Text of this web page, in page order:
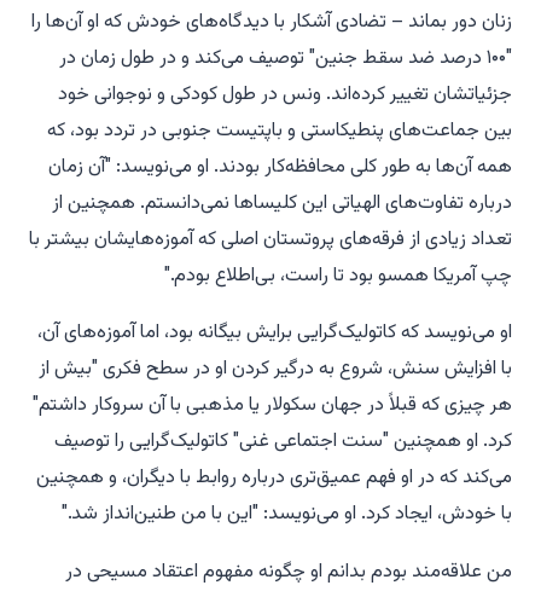
زنان دور بماند – تضادی آشکار با دیدگاه‌های خودش که او آن‌ها را
"۱۰۰ درصد ضد سقط جنین" توصیف می‌کند و در طول زمان در
جزئیاتشان تغییر کرده‌اند. ونس در طول کودکی و نوجوانی خود
بین جماعت‌های پنطیکاستی و باپتیست جنوبی در تردد بود، که
همه آن‌ها به طور کلی محافظه‌کار بودند. او می‌نویسد: "آن زمان
درباره تفاوت‌های الهیاتی این کلیساها نمی‌دانستم. همچنین از
تعداد زیادی از فرقه‌های پروتستان اصلی که آموزه‌هایشان بیشتر با
چپ آمریکا همسو بود تا راست، بی‌اطلاع بودم."
او می‌نویسد که کاتولیک‌گرایی برایش بیگانه بود، اما آموزه‌های آن،
با افزایش سنش، شروع به درگیر کردن او در سطح فکری "بیش از
هر چیزی که قبلاً در جهان سکولار یا مذهبی با آن سروکار داشتم"
کرد. او همچنین "سنت اجتماعی غنی" کاتولیک‌گرایی را توصیف
می‌کند که در او فهم عمیق‌تری درباره روابط با دیگران، و همچنین
با خودش، ایجاد کرد. او می‌نویسد: "این با من طنین‌انداز شد."
من علاقه‌مند بودم بدانم او چگونه مفهوم اعتقاد مسیحی در